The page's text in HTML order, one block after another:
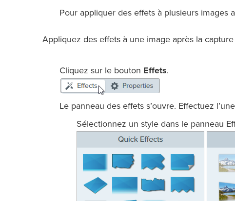
Pour appliquer des effets à plusieurs images
Appliquez des effets à une image après la capture
Cliquez sur le bouton Effets.
Le panneau des effets s’ouvre. Effectuez
Sélectionnez un style dans le panneau